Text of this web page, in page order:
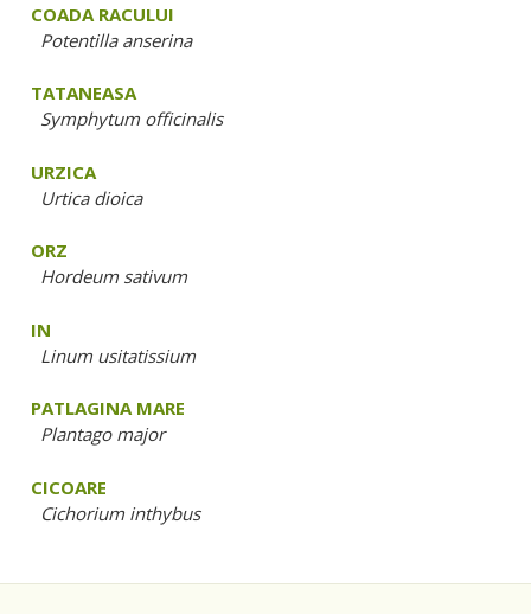
COADA RACULUI
Potentilla anserina
TATANEASA
Symphytum officinalis
URZICA
Urtica dioica
ORZ
Hordeum sativum
IN
Linum usitatissium
PATLAGINA MARE
Plantago major
CICOARE
Cichorium inthybus